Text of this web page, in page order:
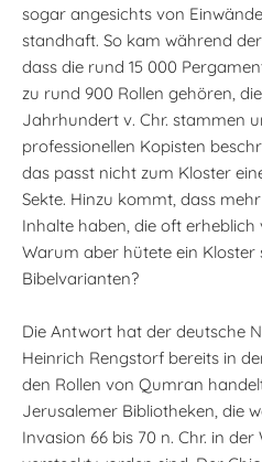
sogar angesichts von
standhaft. So kam während
dass die rund 15 000
zu rund 900 Rollen gehören,
Jahrhundert v. Chr. stammen
professionellen Kopisten
das passt nicht zum Kloster
Sekte. Hinzu kommt, dass
Inhalte haben, die oft
Warum aber hütete ein Kloster
Bibelvarianten?
Die Antwort hat der deutsche
Heinrich Rengstorf bereits in
den Rollen von Qumran
Jerusalemer Bibliotheken, die
Invasion 66 bis 70 n. Chr. in